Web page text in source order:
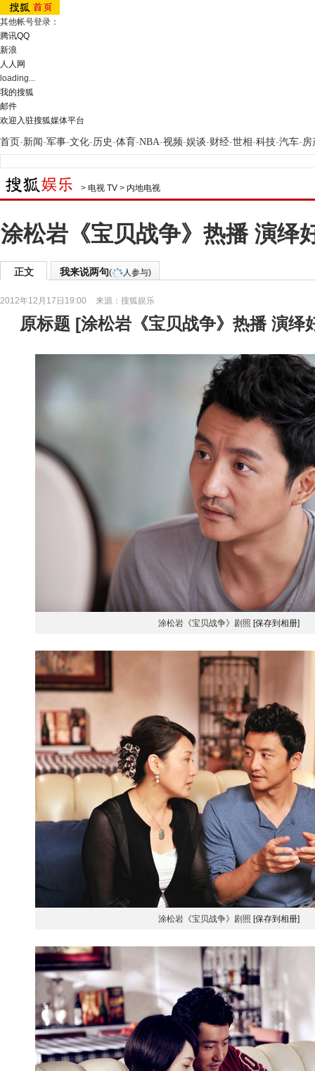
其他帐号登录：
腾讯QQ
新浪
人人网
loading...
我的搜狐
邮件
欢迎入驻搜狐媒体平台
首页-新闻-军事-文化-历史-体育-NBA-视频-娱谈-财经-世相-科技-汽车-房
> 电视 TV > 内地电视
涂松岩《宝贝战争》热播 演绎
正文 我来说两句( 人参与)
2012年12月17日19:00 来源： 搜狐娱乐
原标题 [涂松岩《宝贝战争》热播 演绎
涂松岩《宝贝战争》剧照 [保存到相册]
涂松岩《宝贝战争》剧照 [保存到相册]